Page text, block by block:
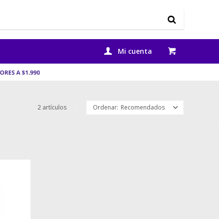
2 artículos Recomendados